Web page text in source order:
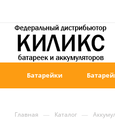
Батарейки
Главная — Каталог —